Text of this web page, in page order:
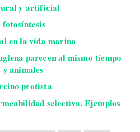
y artificial
en la vida marina
parecen al mismo tiempo
y animales
protista
selectiva. Ejemplos